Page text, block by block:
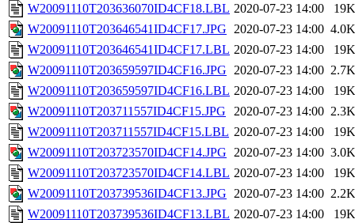
W20091110T203636070ID4CF18.LBL 2020-07-23 14:00
19K
W20091110T203646541ID4CF17.JPG 2020-07-23 14:00 4.0K
W20091110T203646541ID4CF17.LBL 2020-07-23 14:00
19K
W20091110T203659597ID4CF16.JPG 2020-07-23 14:00 2.7K
W20091110T203659597ID4CF16.LBL 2020-07-23 14:00
19K
W20091110T203711557ID4CF15.JPG
2020-07-23 14:00 2.3K
W20091110T203711557ID4CF15.LBL 2020-07-23 14:00
19K
W20091110T203723570ID4CF14.JPG 2020-07-23 14:00 3.0K
W20091110T203723570ID4CF14.LBL 2020-07-23 14:00
19K
W20091110T203739536ID4CF13.JPG 2020-07-23 14:00 2.2K
W20091110T203739536ID4CF13.LBL 2020-07-23 14:00
19K